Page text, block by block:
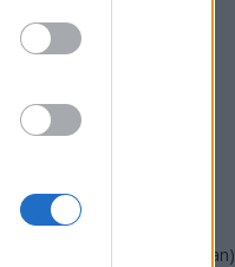
USR
PSD
PMP (Tomac)
Forța Dreptei (L. Orban)